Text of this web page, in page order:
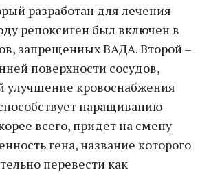
разработан для лечения
репоксиген был включен в
запрещенных ВАДА. Второй –
поверхности сосудов,
улучшение кровоснабжения
наращиванию
всего, придет на смену
гена, название которого
перевести как